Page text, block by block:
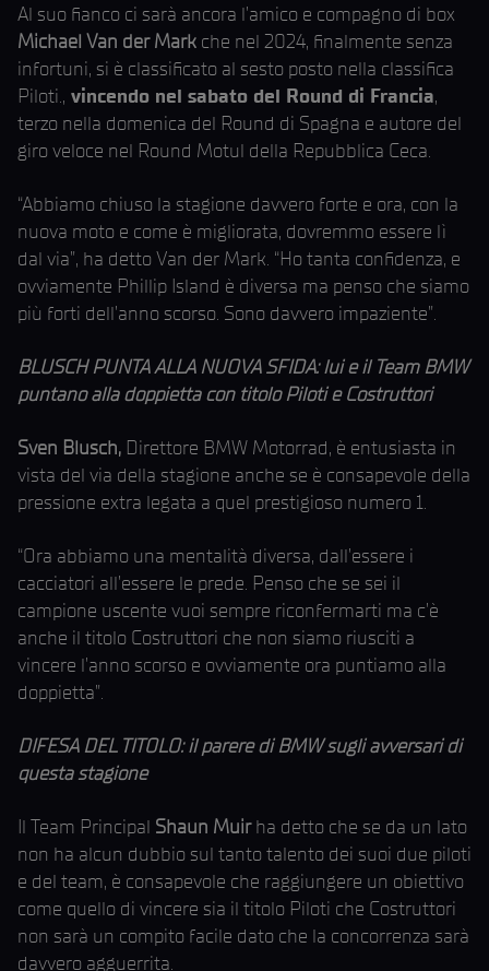
Al suo fianco ci sarà ancora l’amico e compagno di box
Michael Van der Mark che nel 2024, finalmente senza
infortuni, si è classificato al sesto posto nella classifica
Piloti., vincendo nel sabato del Round di Francia,
terzo nella domenica del Round di Spagna e autore del
giro veloce nel Round Motul della Repubblica Ceca.
“Abbiamo chiuso la stagione davvero forte e ora, con la
nuova moto e come è migliorata, dovremmo essere lì
dal via”, ha detto Van der Mark. “Ho tanta confidenza, e
ovviamente Phillip Island è diversa ma penso che siamo
più forti dell’anno scorso. Sono davvero impaziente”.
BLUSCH PUNTA ALLA NUOVA SFIDA: lui e il Team BMW
puntano alla doppietta con titolo Piloti e Costruttori
Sven Blusch, Direttore BMW Motorrad, è entusiasta in
vista del via della stagione anche se è consapevole della
pressione extra legata a quel prestigioso numero 1.
“Ora abbiamo una mentalità diversa, dall’essere i
cacciatori all’essere le prede. Penso che se sei il
campione uscente vuoi sempre riconfermarti ma c’è
anche il titolo Costruttori che non siamo riusciti a
vincere l’anno scorso e ovviamente ora puntiamo alla
doppietta”.
DIFESA DEL TITOLO: il parere di BMW sugli avversari di
questa stagione
Il Team Principal Shaun Muirha detto che se da un lato
non ha alcun dubbio sul tanto talento dei suoi due piloti
e del team, è consapevole che raggiungere un obiettivo
come quello di vincere sia il titolo Piloti che Costruttori
non sarà un compito facile dato che la concorrenza sarà
davvero agguerrita.